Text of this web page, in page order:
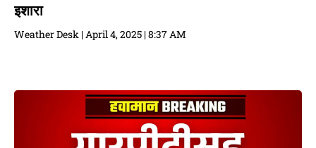
इशारा
Weather Desk April 4, 2025 8:37 AM